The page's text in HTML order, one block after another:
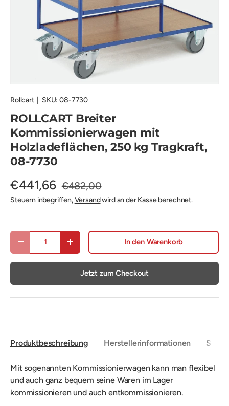
Rollcart| SKU: 08-7730
ROLLCART Breiter
Kommissionierwagen mit
Holzladeflächen, 250 kg Tragkraft,
08-7730
€441,66 €482,00
Steuern inbegriffen,Versandwird an der Kasse berechnet.
Anzahl
Menge verringernMenge erhöhen In den Warenkorb
Jetzt zum Checkout
Produktbeschreibung Herstellerinformationen
Mit sogenannten Kommissionierwagen kann man flexibel
und auch ganz bequem seine Waren im Lager
kommissionieren und auch entkommissionieren.